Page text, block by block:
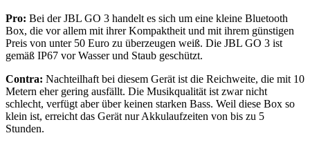
Pro: Bei der JBL GO 3 handelt es sich um eine kleine Bluetooth
Box, die vor allem mit ihrer Kompaktheit und mit ihrem günstigen
Preis von unter 50 Euro zu überzeugen weiß. Die JBL GO 3 ist
gemäß IP67 vor Wasser und Staub geschützt.
Contra: Nachteilhaft bei diesem Gerät ist die Reichweite, die mit 10
Metern eher gering ausfällt. Die Musikqualität ist zwar nicht
schlecht, verfügt aber über keinen starken Bass. Weil diese Box so
klein ist, erreicht das Gerät nur Akkulaufzeiten von bis zu 5
Stunden.